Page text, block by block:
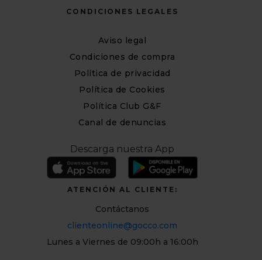
CONDICIONES LEGALES
Aviso legal
Condiciones de compra
Política de privacidad
Política de Cookies
Política Club G&F
Canal de denuncias
Descarga nuestra App
ATENCIÓN AL CLIENTE:
Contáctanos
clienteonline@gocco.com
Lunes a Viernes de 09:00h a 16:00h